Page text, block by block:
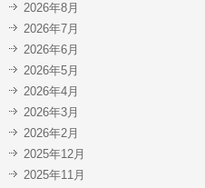
2026年8月
2026年7月
2026年6月
2026年5月
2026年4月
2026年3月
2026年2月
2025年12月
2025年11月